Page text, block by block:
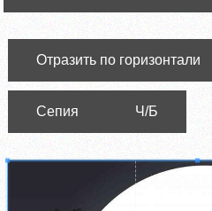
Отразить по горизонтали
Сепия Ч/Б